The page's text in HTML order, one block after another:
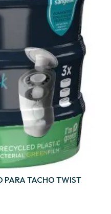
PARA TACHO TWIST